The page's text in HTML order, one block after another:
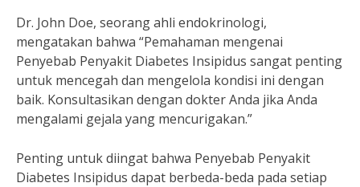
Dr. John Doe, seorang ahli endokrinologi,
mengatakan bahwa “Pemahaman mengenai
Penyebab Penyakit Diabetes Insipidus sangat penting
untuk mencegah dan mengelola kondisi ini dengan
baik. Konsultasikan dengan dokter Anda jika Anda
mengalami gejala yang mencurigakan.”
Penting untuk diingat bahwa Penyebab Penyakit
Diabetes Insipidus dapat berbeda-beda pada setiap